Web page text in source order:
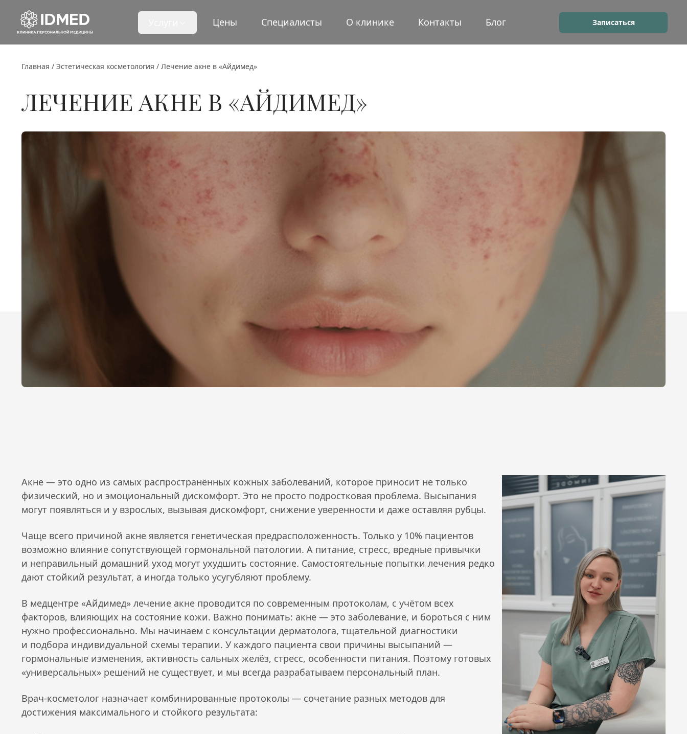
Цены Специалисты О клинике Контакты Блог Записаться
Главная / Эстетическая косметология / Лечение акне в «Айдимед»
ЛЕЧЕНИЕ АКНЕ В «АЙДИМЕД»
Акне — это одно из самых распространённых кожных заболеваний, которое приносит не только
физический, но и эмоциональный дискомфорт. Это не просто подростковая проблема. Высыпания
могут появляться и у взрослых, вызывая дискомфорт, снижение уверенности и даже оставляя рубцы.
Чаще всего причиной акне является генетическая предрасположенность. Только у 10% пациентов
возможно влияние сопутствующей гормональной патологии. А питание, стресс, вредные привычки
и неправильный домашний уход могут ухудшить состояние. Самостоятельные попытки лечения редко
дают стойкий результат, а иногда только усугубляют проблему.
В медцентре «Айдимед» лечение акне проводится по современным протоколам, с учётом всех
факторов, влияющих на состояние кожи. Важно понимать: акне — это заболевание, и бороться с ним
нужно профессионально. Мы начинаем с консультации дерматолога, тщательной диагностики
и подбора индивидуальной схемы терапии. У каждого пациента свои причины высыпаний —
гормональные изменения, активность сальных желёз, стресс, особенности питания. Поэтому готовых
«универсальных» решений не существует, и мы всегда разрабатываем персональный план.
Врач-косметолог назначает комбинированные протоколы — сочетание разных методов для
достижения максимального и стойкого результата: